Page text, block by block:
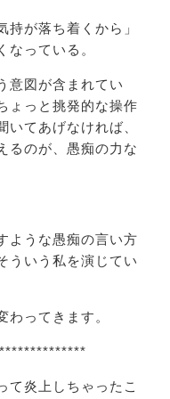
が落ち着くから」
っている。
意図が含まれてい
ょっと挑発的な操作
てあげなければ、
るのが、愚痴の力な
ような愚痴の言い方
ういう私を演じてい
ってきます。
て炎上しちゃったこ